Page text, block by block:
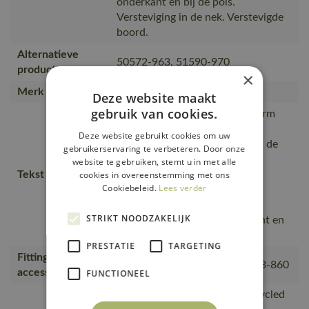
Versteviging in de nek. Verstevigde
boord.
Alternatieve
producten
50572-963, 51590-970
Merk MASCOT®
Tekst usp
Moderne, comfortabele pasvorm
bewegingsvrijheid., De naad in de
nek is afgezet met een zacht
materiaal om irritaties te
voorkomen., Tricot aan de
geborstelde binnenkant is zacht en
Fitting
accessories
18050-802, 50602-010, 50143-860
is gemaakt van of bevat gerecycled
×
Deze website maakt
gebruik van cookies.
Deze website gebruikt cookies om uw
gebruikerservaring te verbeteren. Door onze
website te gebruiken, stemt u in met alle
cookies in overeenstemming met ons
Cookiebeleid. Lees verder
STRIKT NOODZAKELIJK
PRESTATIE TARGETING
FUNCTIONEEL